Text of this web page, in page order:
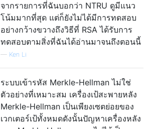
จากรายการที่ฉันบอกว่า NTRU ดูมีแนว
โน้มมากที่สุด แต่ก็ยังไม่ได้มีการทดสอบ
อย่างกว้างขวางถึงวิธีที่ RSA ได้รับการ
ทดสอบตามสิ่งที่ฉันได้อ่านมาจนถึงตอนนี้
— Ken Li
ระบบเข้ารหัส Merkle-Hellman ไม่ใช่
ตัวอย่างที่เหมาะสม เครื่องเป้สะพายหลัง
Merkle-Hellman เป็นเพียงเซตย่อยของ
เวกเตอร์เป้ทั้งหมดดังนั้นปัญหาเครื่องหลัง